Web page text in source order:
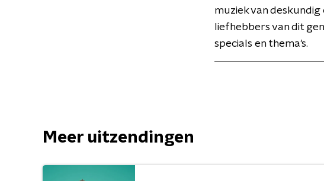
muziek van
liefhebbers van dit
specials en thema's.
Meer uitzendingen